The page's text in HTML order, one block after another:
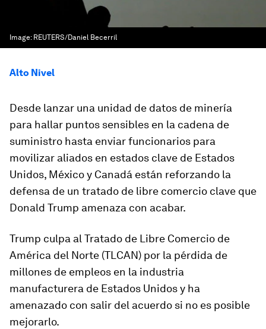
Image: REUTERS/Daniel Becerril
Alto Nivel
Desde lanzar una unidad de datos de minería
para hallar puntos sensibles en la cadena de
suministro hasta enviar funcionarios para
movilizar aliados en estados clave de Estados
Unidos, México y Canadá están reforzando la
defensa de un tratado de libre comercio clave que
Donald Trump amenaza con acabar.
Trump culpa al Tratado de Libre Comercio de
América del Norte (TLCAN) por la pérdida de
millones de empleos en la industria
manufacturera de Estados Unidos y ha
amenazado con salir del acuerdo si no es posible
mejorarlo.